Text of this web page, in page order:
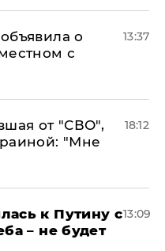
о
с
13:37
от "СВО",
"Мне
18:12
к Путину с
– не будет
13:09